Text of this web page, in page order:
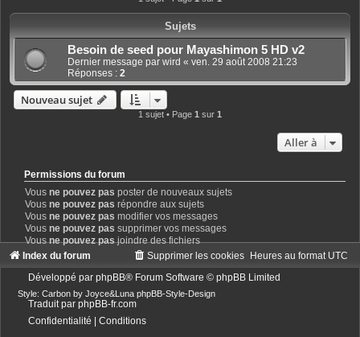
Sujets
Besoin de seed pour Mayashimon 5 HD v2
Dernier message par wird « ven. 29 août 2008 21:23
Réponses : 2
Nouveau sujet
1 sujet • Page 1 sur 1
Aller à
Permissions du forum
Vousne pouvez pas poster de nouveaux sujets
Vousne pouvez pas répondre aux sujets
Vousne pouvez pas modifier vos messages
Vousne pouvez pas supprimer vos messages
Vousne pouvez pasjoindre des fichiers
Index du forum
Heures au format UTC
Supprimer les cookies
Développé parphpBB® Forum Software © phpBB Limited
Style: Carbon by Joyce&Luna phpBB-Style-Design
Traduit parphpBB-fr.com
Confidentialité |Conditions